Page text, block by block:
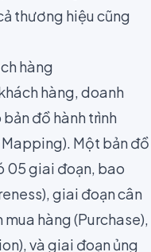
thương hiệu cũng
hàng
hàng, doanh
bản đồ hành trình
Một bản đồ
05 giai đoạn, bao
giai đoạn cân
hàng (Purchase),
và giai đoạn ủng